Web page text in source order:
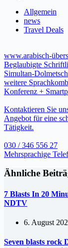
Allgemein
news
Travel Deals
www.arabisch-
Beglaubigte
Simultan-
weitere
Konferenz +
Kontaktieren Sie
Angebot für eine
Tätigkeit.
030 / 346 556 27
Mehrsprachige
Ähnliche
7 Blasts In 20
NDTV
6. August
Seven blasts rock